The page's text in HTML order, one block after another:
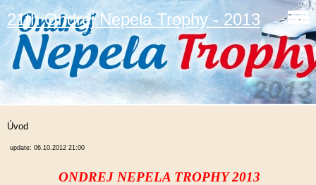
21th Ondrej Nepela Trophy - 2013
Úvod
update: 06.10.2012 21:00
ONDREJ NEPELA TROPHY 2013